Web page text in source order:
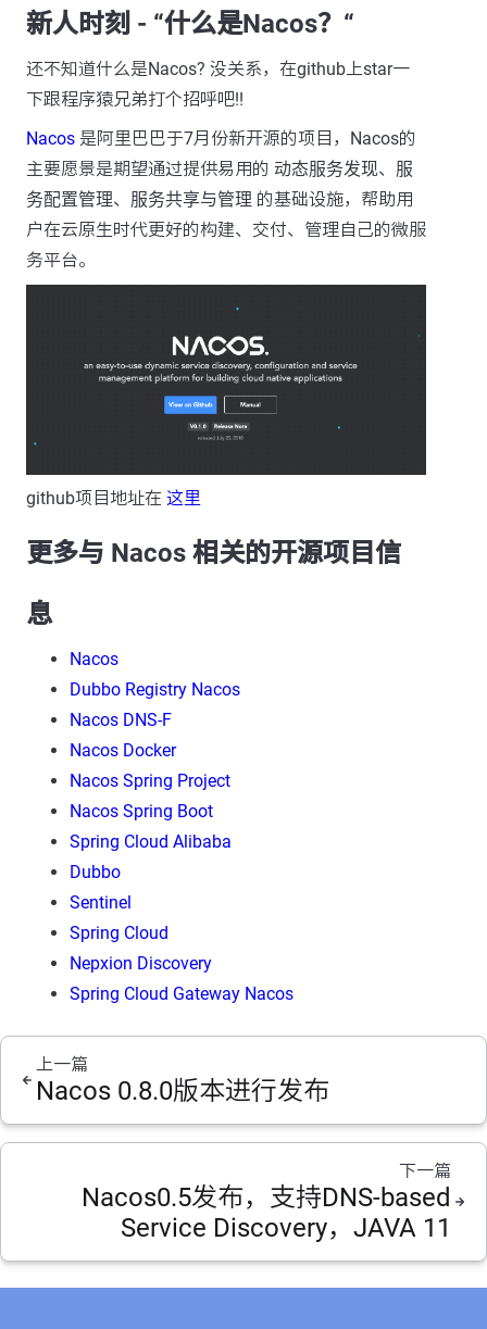
新人时刻 - “什么是Nacos？“
还不知道什么是Nacos? 没关系，在github上star一
下跟程序猿兄弟打个招呼吧!!
Nacos 是阿里巴巴于7月份新开源的项目，Nacos的
主要愿景是期望通过提供易用的 动态服务发现、 服
务配置管理、 服务共享与管理 的基础设施，帮助用
户在云原生时代更好的构建、交付、管理自己的微服
务平台。
github项目地址在 这里
更多与 Nacos 相关的开源项目信
息
Nacos
Dubbo Registry Nacos
Nacos DNS-F
Nacos Docker
Nacos Spring Project
Nacos Spring Boot
Spring Cloud Alibaba
Dubbo
Sentinel
Spring Cloud
Nepxion Discovery
Spring Cloud Gateway Nacos
上一篇
Nacos 0.8.0版本进行发布
下一篇
Nacos0.5发布，支持DNS-based
Service Discovery，JAVA 11